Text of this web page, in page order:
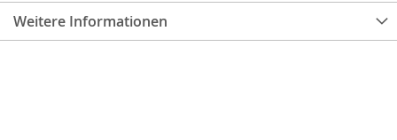
Weitere Informationen